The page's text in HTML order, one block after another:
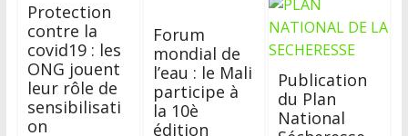
Protection
contre la
covid19 : les
ONG jouent
leur rôle de
sensibilisati
on
Forum
mondial de
l’eau : le Mali
participe à
la 10è
édition
Publication
du Plan
National